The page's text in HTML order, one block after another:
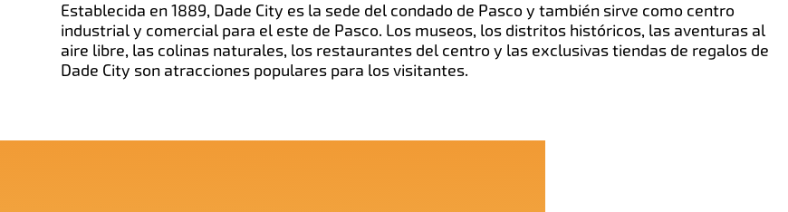
Establecida en 1889, Dade City es la sede del condado de Pasco y también sirve como centro
industrial y comercial para el este de Pasco. Los museos, los distritos históricos, las aventuras al
aire libre, las colinas naturales, los restaurantes del centro y las exclusivas tiendas de regalos de
Dade City son atracciones populares para los visitantes.